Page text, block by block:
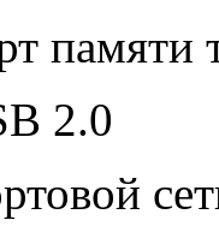
2.0